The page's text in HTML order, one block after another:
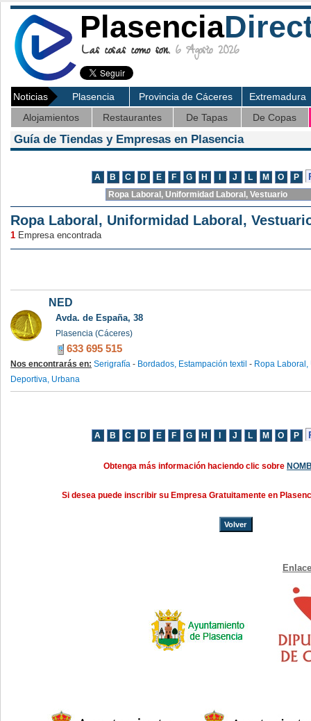
Plasencia
Las cosas como son. 6 Agosto 2026
Noticias Plasencia Provincia de Cáceres
Extremadura
Alojamientos
Restaurantes De Tapas De Copas
Guía de Tiendas y Empresas en Plasencia
Ropa Laboral, Uniformidad Laboral,
1 Empresa encontrada
NED
Avda. de España, 38
Plasencia (Cáceres)
633 695 515
Nos encontrarás en: Serigrafía - Bordados, Estampación textil - Ropa
Deportiva, Urbana
Obtenga más información haciendo clic sobre
Si desea puede inscribir su Empresa Gratuitamente en
Volver